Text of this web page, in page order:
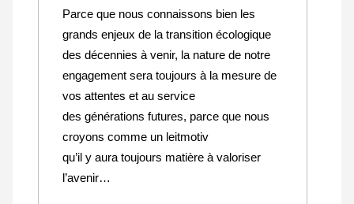
Parce que nous connaissons bien les
grands enjeux de la transition écologique
des décennies à venir, la nature de notre
engagement sera toujours à la mesure de
vos attentes et au service
des générations futures, parce que nous
croyons comme un leitmotiv
qu’il y aura toujours matière à valoriser
l’avenir…